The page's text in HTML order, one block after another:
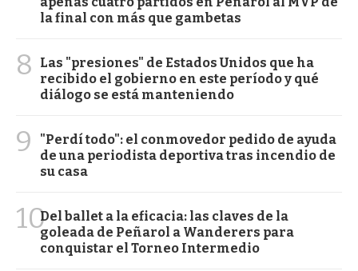
la final con más que gambetas
8
Las "presiones" de Estados Unidos que ha
recibido el gobierno en este período y qué
diálogo se está manteniendo
9
"Perdí todo": el conmovedor pedido de ayuda
de una periodista deportiva tras incendio de
su casa
10Del ballet a la eficacia: las claves de la
goleada de Peñarol a Wanderers para
conquistar el Torneo Intermedio